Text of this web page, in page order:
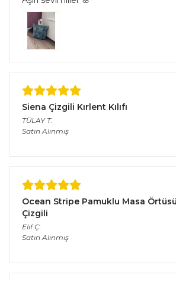
Siena Çizgili Kırlent Kılıfı
TÜLAY T.
Satın Alınmış
Ocean Stripe Pamuklu Masa
Çizgili
Elif Ç.
Satın Alınmış